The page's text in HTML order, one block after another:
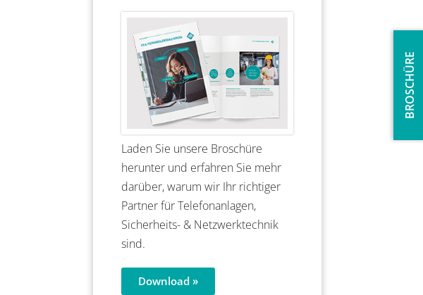
BROSCHÜRE
Laden Sie unsere Broschüre
herunter und erfahren Sie mehr
darüber, warum wir Ihr richtiger
Partner für Telefonanlagen,
Sicherheits- & Netzwerktechnik
sind.
Download »